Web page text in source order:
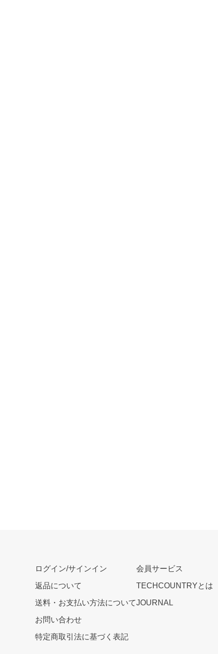
ログイン/サインイン
返品について
送料・お支払い方法について
お問い合わせ
特定商取引法に基づく表記
会員サービス
TECHCOUNTRYとは
JOURNAL